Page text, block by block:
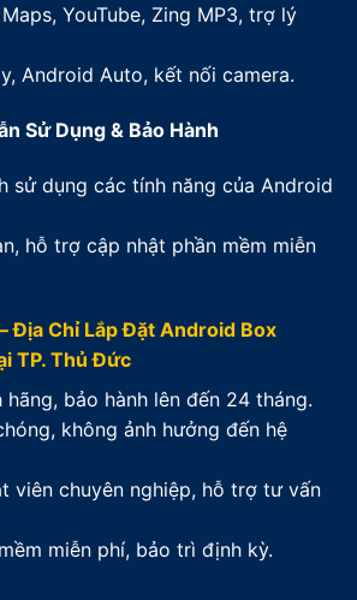
YouTube, Zing MP3, trợ lý
Android Auto, kết nối camera.
Sử Dụng & Bảo Hành
sử dụng các tính năng của Android
hỗ trợ cập nhật phần mềm miễn
Địa Chỉ Lắp Đặt Android Box
TP. Thủ Đức
hãng, bảo hành lên đến 24 tháng.
không ảnh hưởng đến hệ
viên chuyên nghiệp, hỗ trợ tư vấn
miễn phí, bảo trì định kỳ.